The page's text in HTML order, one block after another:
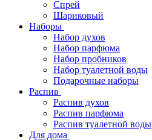
Спрей
Шариковый
Наборы
Набор духов
Набор парфюма
Набор пробников
Набор туалетной воды
Подарочные наборы
Распив
Распив духов
Распив парфюма
Распив туалетной воды
Для дома